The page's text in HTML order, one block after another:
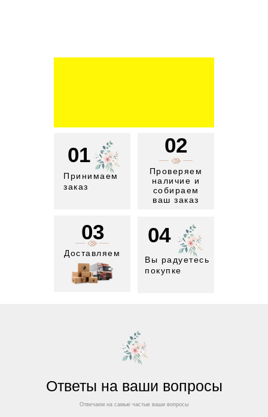
01
Принимаем
заказ
02
Проверяем
наличие и
собираем
ваш заказ
03
Доставляем
04
Вы радуетесь
покупке
Ответы на ваши вопросы
Отвечаем на самые частые ваши вопросы